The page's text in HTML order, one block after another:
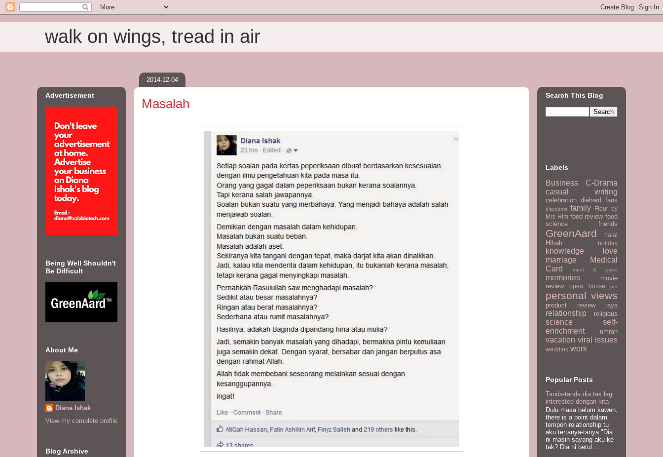
walk on wings, tread in air
2014-12-04
Masalah
Advertisement
Being Well Shouldn't
Be Difficult
About Me
Diana Ishak
View my complete profile
Blog Archive
Search This Blog
Labels
Business
C-Drama
casual writing
celebration diehard fans
discounts family
Fleur by
Mrs Him food review food
science
friends
GreenAard halal
HIbah holiday
knowledge
love
marriage
Medical
Card
meet & greet
memories
movie
review
open house per
personal views
product review raya
relationship religious
science
self-
enrichment
umrah
vacation viral issues
wedding work
Popular Posts
Tanda-tanda dia tak lagi
interested dengan kita
Dulu masa belum kawen,
there is a point dalam
tempoh relationship tu
aku tertanya-tanya "Dia
ni masih sayang aku ke
tak? Dia ni betul ...